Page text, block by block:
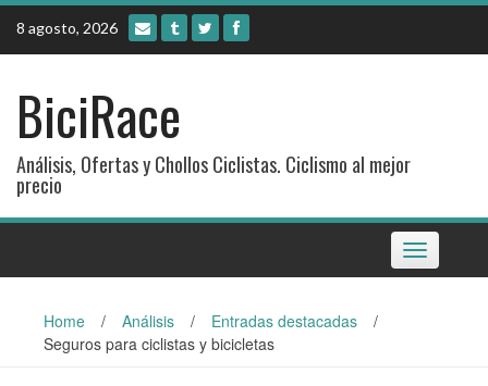
Skip
content
8 agosto, 2026
BiciRace
Análisis, Ofertas y Chollos Ciclistas. Ciclismo al mejor
precio
Toggle
navigation
Home / Análisis / Entradas destacadas
/
Seguros para ciclistas y bicicletas